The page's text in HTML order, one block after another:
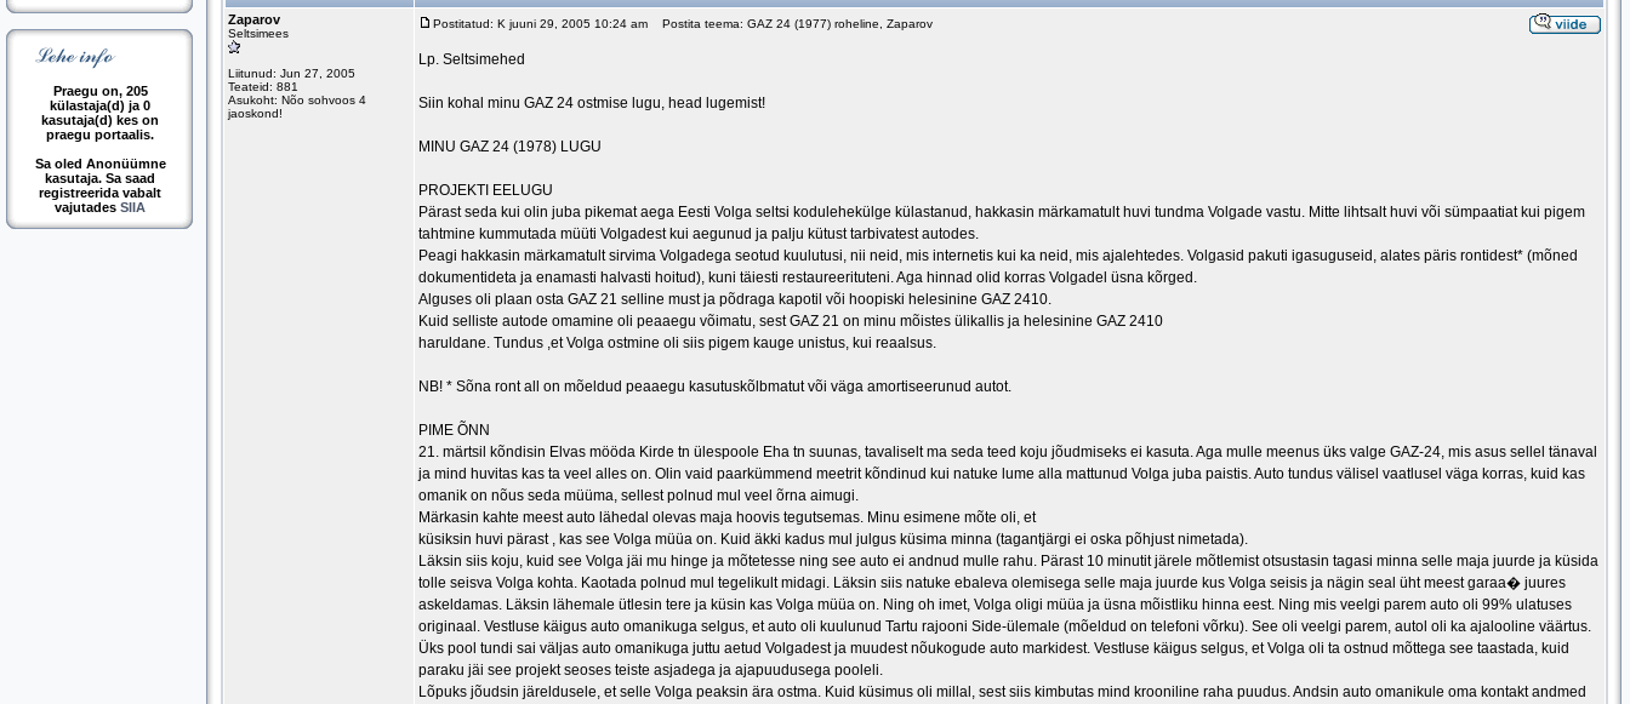
Praegu on, 205
külastaja(d) ja 0
kasutaja(d) kes on
praegu portaalis.
Sa oled Anonüümne
kasutaja. Sa saad
registreerida vabalt
vajutades SIIA
Zaparov
Seltsimees
Liitunud: Jun 27, 2005
Teateid: 881
Asukoht: Nõo sohvoos 4
jaoskond!
Postitatud: K juuni 29, 2005 10:24 am Postita teema: GAZ 24 (1977) roheline, Zaparov
Lp. Seltsimehed
Siin kohal minu GAZ 24 ostmise lugu, head lugemist!
MINU GAZ 24 (1978) LUGU
PROJEKTI EELUGU
Pärast seda kui olin juba pikemat aega Eesti Volga seltsi kodulehekülge külastanud, hakkasin märkamatult huvi tundma Volgade vastu. Mitte lihtsalt huvi või sümpaatiat kui pigem
tahtmine kummutada müüti Volgadest kui aegunud ja palju kütust tarbivatest autodes.
Peagi hakkasin märkamatult sirvima Volgadega seotud kuulutusi, nii neid, mis internetis kui ka neid, mis ajalehtedes. Volgasid pakuti igasuguseid, alates päris rontidest* (mõned
dokumentideta ja enamasti halvasti hoitud), kuni täiesti restaureerituteni. Aga hinnad olid korras Volgadel üsna kõrged.
Alguses oli plaan osta GAZ 21 selline must ja põdraga kapotil või hoopiski helesinine GAZ 2410.
Kuid selliste autode omamine oli peaaegu võimatu, sest GAZ 21 on minu mõistes ülikallis ja helesinine GAZ 2410
haruldane. Tundus ,et Volga ostmine oli siis pigem kauge unistus, kui reaalsus.
NB! * Sõna ront all on mõeldud peaaegu kasutuskõlbmatut või väga amortiseerunud autot.
PIME ÕNN
21. märtsil kõndisin Elvas mööda Kirde tn ülespoole Eha tn suunas, tavaliselt ma seda teed koju jõudmiseks ei kasuta. Aga mulle meenus üks valge GAZ-24, mis asus sellel tänaval
ja mind huvitas kas ta veel alles on. Olin vaid paarkümmend meetrit kõndinud kui natuke lume alla mattunud Volga juba paistis. Auto tundus välisel vaatlusel väga korras, kuid kas
omanik on nõus seda müüma, sellest polnud mul veel õrna aimugi.
Märkasin kahte meest auto lähedal olevas maja hoovis tegutsemas. Minu esimene mõte oli, et
küsiksin huvi pärast , kas see Volga müüa on. Kuid äkki kadus mul julgus küsima minna (tagantjärgi ei oska põhjust nimetada).
Läksin siis koju, kuid see Volga jäi mu hinge ja mõtetesse ning see auto ei andnud mulle rahu. Pärast 10 minutit järele mõtlemist otsustasin tagasi minna selle maja juurde ja küsida
tolle seisva Volga kohta. Kaotada polnud mul tegelikult midagi. Läksin siis natuke ebaleva olemisega selle maja juurde kus Volga seisis ja nägin seal üht meest garaa� juures
askeldamas. Läksin lähemale ütlesin tere ja küsin kas Volga müüa on. Ning oh imet, Volga oligi müüa ja üsna mõistliku hinna eest. Ning mis veelgi parem auto oli 99% ulatuses
originaal. Vestluse käigus auto omanikuga selgus, et auto oli kuulunud Tartu rajooni Side-ülemale (mõeldud on telefoni võrku). See oli veelgi parem, autol oli ka ajalooline väärtus.
Üks pool tundi sai väljas auto omanikuga juttu aetud Volgadest ja muudest nõukogude auto markidest. Vestluse käigus selgus, et Volga oli ta ostnud mõttega see taastada, kuid
paraku jäi see projekt seoses teiste asjadega ja ajapuudusega pooleli.
Lõpuks jõudsin järeldusele, et selle Volga peaksin ära ostma. Kuid küsimus oli millal, sest siis kimbutas mind krooniline raha puudus. Andsin auto omanikule oma kontakt andmed